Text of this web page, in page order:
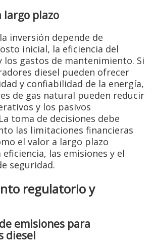
largo plazo
inversión depende de
inicial, la eficiencia del
los gastos de mantenimiento. Si
diesel pueden ofrecer
y confiabilidad de la energía,
de gas natural pueden reducir
y los pasivos
toma de decisiones debe
las limitaciones financieras
el valor a largo plazo
las emisiones y el
seguridad.
regulatorio y
emisiones para
diesel